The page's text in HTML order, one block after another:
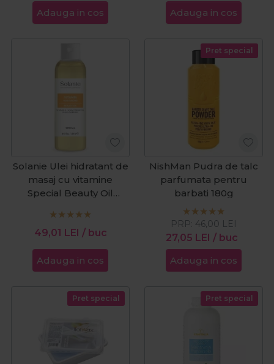
Adauga in cos
Adauga in cos
Solanie Ulei hidratant de
masaj cu vitamine
Special Beauty Oil
49,01 LEI / buc
Adauga in cos
Pret special
NishMan Pudra de talc
parfumata pentru
barbati 180g
27,05 LEI / buc
PRP: 46,00 LEI
Adauga in cos
Pret special Pret special